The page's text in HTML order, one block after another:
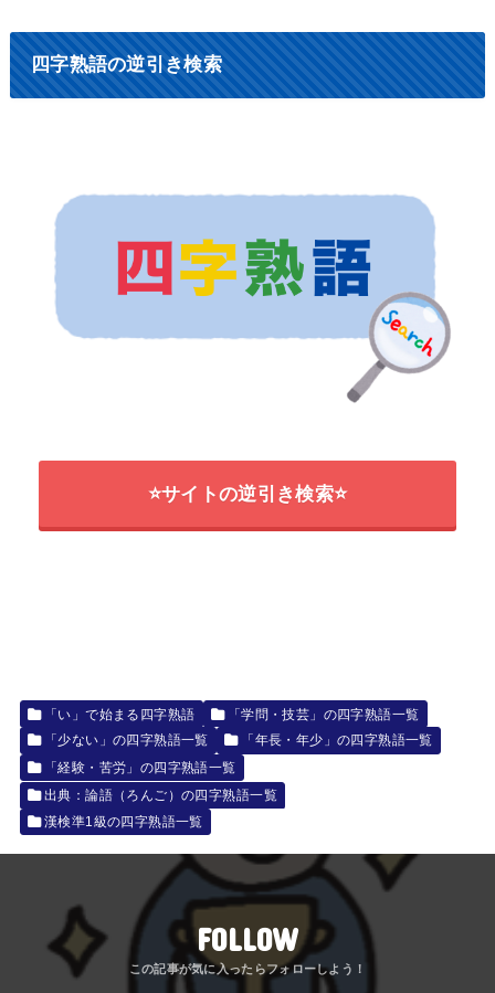
四字熟語の逆引き検索
⭐サイトの逆引き検索⭐
「い」で始まる四字熟語
「学問・技芸」の四字熟語一覧
「少ない」の四字熟語一覧
「年長・年少」の四字熟語一覧
「経験・苦労」の四字熟語一覧
出典：論語（ろんご）の四字熟語一覧
漢検準1級の四字熟語一覧
FOLLOW